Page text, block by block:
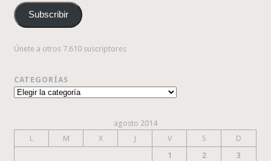
correo
electrónico
Subscribir
Únete a otros 7.610 suscriptores
CATEGORÍAS
Categorías
agosto 2014
L
M X J V S
D
1
2
3